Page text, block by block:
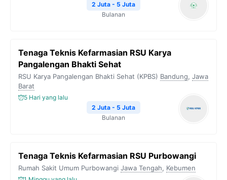
2 Juta - 5 Juta
Bulanan
Tenaga Teknis Kefarmasian RSU Karya
Pangalengan Bhakti Sehat
RSU Karya Pangalengan Bhakti Sehat (KPBS) Bandung, Jawa
Barat
5 Hari yang lalu
2 Juta - 5 Juta
Bulanan
Tenaga Teknis Kefarmasian RSU Purbowangi
Rumah Sakit Umum Purbowangi Jawa Tengah, Kebumen